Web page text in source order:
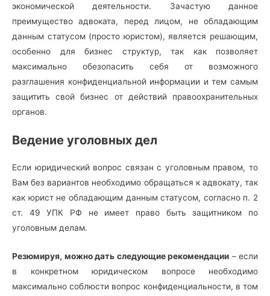
экономической деятельности. Зачастую данное
преимущество адвоката, перед лицом, не обладающим
данным статусом (просто юристом), является решающим,
особенно для бизнес структур, так как позволяет
максимально обезопасить себя от возможного
разглашения конфиденциальной информации и тем самым
защитить свой бизнес от действий правоохранительных
органов.
Ведение уголовных дел
Если юридический вопрос связан с уголовным правом, то
Вам без вариантов необходимо обращаться к адвокату, так
как юрист не обладающим данным статусом, согласно п. 2
ст. 49 УПК РФ не имеет право быть защитником по
уголовным делам.
Резюмируя, можно дать следующие рекомендации – если
в конкретном юридическом вопросе необходимо
максимально соблюсти вопрос конфиденциальности, в том